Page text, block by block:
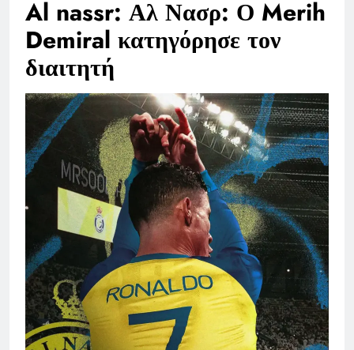
Al nassr: Αλ Νασρ: Ο Merih
Demiral κατηγόρησε τον
διαιτητή